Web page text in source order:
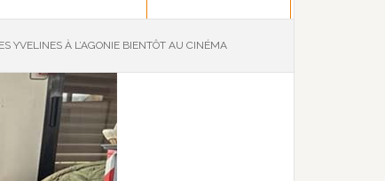
YVELINES À L’AGONIE BIENTÔT AU CINÉMA